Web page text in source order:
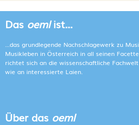
Das oemlist...
...das grundlegende Nachschlagewerk zu
Musikleben in Österreich in all seinen
richtet sich an die wissenschaftliche
wie an interessierte Laien.
Über das oeml